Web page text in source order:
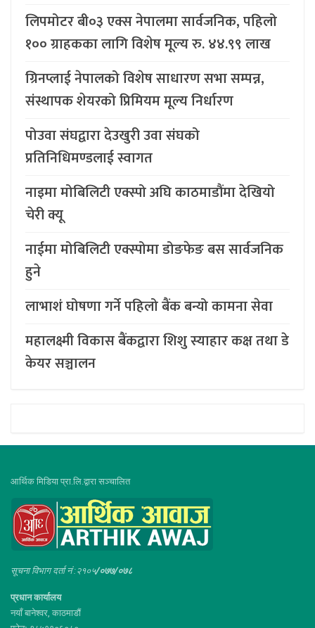
लिपमोटर बी०३ एक्स नेपालमा सार्वजनिक, पहिलो
१०० ग्राहकका लागि विशेष मूल्य रु. ४४.९९ लाख
ग्रिनप्लाई नेपालको विशेष साधारण सभा सम्पन्न,
संस्थापक शेयरको प्रिमियम मूल्य निर्धारण
पोउवा संघद्वारा देउखुरी उवा संघको
प्रतिनिधिमण्डलाई स्वागत
नाइमा मोबिलिटी एक्स्पो अघि काठमाडौंमा देखियो
चेरी क्यू
नाईमा मोबिलिटी एक्स्पोमा डोङफेङ बस सार्वजनिक
हुने
लाभाशं घोषणा गर्ने पहिलो बैंक बन्यो कामना सेवा
महालक्ष्मी विकास बैंकद्वारा शिशु स्याहार कक्ष तथा डे
केयर सञ्चालन
आर्थिक मिडिया प्रा.लि.द्वारा सञ्चालित
सूचना विभाग दर्ता नं :२१०५/०७७/०७८
प्रधान कार्यालय
नयाँ बानेश्वर, काठमाडौं